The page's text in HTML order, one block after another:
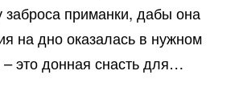
заброса приманки, дабы она
на дно оказалась в нужном
– это донная снасть для…